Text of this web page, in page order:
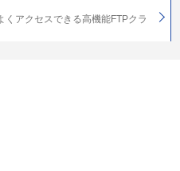
アクセスできる高機能FTPクラ